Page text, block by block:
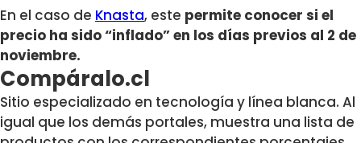
En el caso de Knasta, este permite conocer si el
precio ha sido “inflado” en los días previos al 2 de
noviembre.
Compáralo.cl
Sitio especializado en tecnología y línea blanca. Al
igual que los demás portales, muestra una lista de